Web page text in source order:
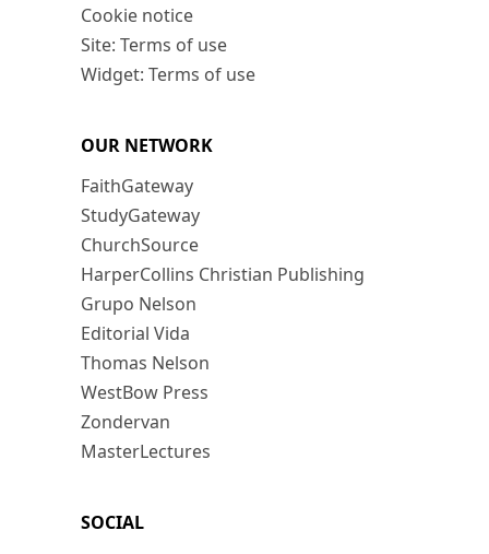
Cookie notice
Site: Terms of use
Widget: Terms of use
OUR NETWORK
FaithGateway
StudyGateway
ChurchSource
HarperCollins Christian Publishing
Grupo Nelson
Editorial Vida
Thomas Nelson
WestBow Press
Zondervan
MasterLectures
SOCIAL